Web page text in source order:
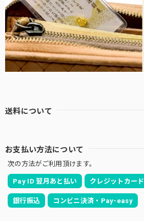
送料について
お支払い方法について
次の方法がご利用頂けます。
Pay ID 翌月あと払い クレジットカード
銀行振込 コンビニ決済・Pay-easy